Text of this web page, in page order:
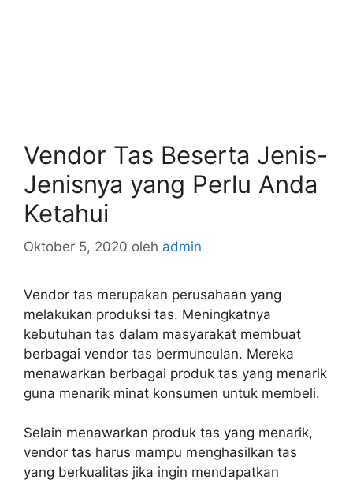
Vendor Tas Beserta Jenis-
Jenisnya yang Perlu Anda
Ketahui
Oktober 5, 2020 oleh admin
Vendor tas merupakan perusahaan yang
melakukan produksi tas. Meningkatnya
kebutuhan tas dalam masyarakat membuat
berbagai vendor tas bermunculan. Mereka
menawarkan berbagai produk tas yang menarik
guna menarik minat konsumen untuk membeli.
Selain menawarkan produk tas yang menarik,
vendor tas harus mampu menghasilkan tas
yang berkualitas jika ingin mendapatkan